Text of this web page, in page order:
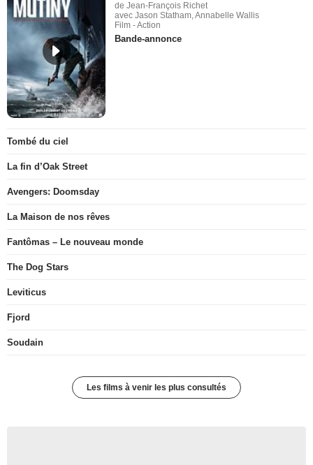
de Jean-François Richet
avec Jason Statham, Annabelle Wallis
Film - Action
Bande-annonce
Tombé du ciel
La fin d’Oak Street
Avengers: Doomsday
La Maison de nos rêves
Fantômas – Le nouveau monde
The Dog Stars
Leviticus
Fjord
Soudain
Les films à venir les plus consultés